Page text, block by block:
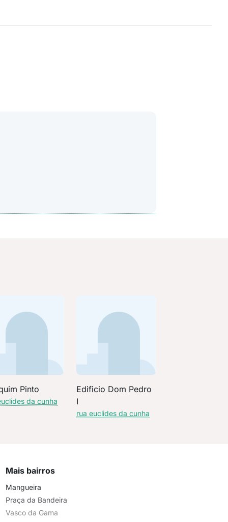
Pinto
da cunha
Edificio Dom Pedro
I
rua euclides da cunha
Mais bairros
Mangueira
Praça da Bandeira
Vasco da Gama